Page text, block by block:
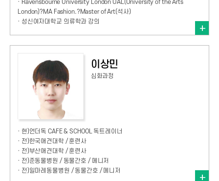
· Ravensbourne University London UAL(University of the Arts
London)?MA Fashion.?Master of Art(석사)
· 성신여자대학교 의류학과 강의
이상민
심화과정
· 현)언더독 CAFE & SCHOOL 독트레이너
· 전)한국애견대학 / 훈련사
· 전)부산애견대학 / 훈련사
· 전)준동물병원 / 동물간호 / 메니저
· 전)일마레동물병원 / 동물간호 / 메니저